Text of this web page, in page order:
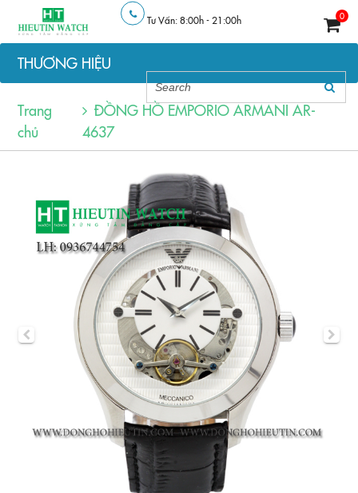
Tư Vấn: 8:00h - 21:00h 0
THƯƠNG HIỆU
Trang
chủ
ĐỒNG HỒ EMPORIO ARMANI AR-
4637